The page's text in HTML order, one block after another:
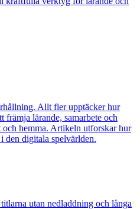
Allt fler upptäcker hur
främja lärande, samarbete och
hemma. Artikeln utforskar hur
den digitala spelvärlden.
utan nedladdning och långa